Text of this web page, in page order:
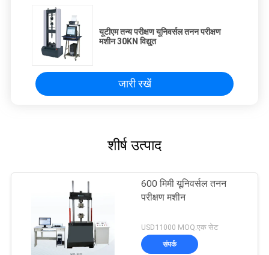
यूटीएम तन्य परीक्षण यूनिवर्सल तनन परीक्षण
मशीन 30KN विद्युत
जारी रखें
शीर्ष उत्पाद
600 मिमी यूनिवर्सल तनन
परीक्षण मशीन
USD11000 MOQ:एक सेट
संपर्क